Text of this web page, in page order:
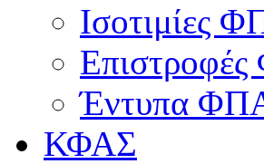
Ισοτιμίες
Έντυπα
ΚΦΑΣ